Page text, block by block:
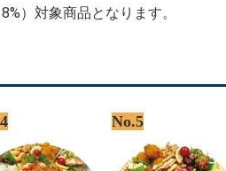
x 3%2F8 aluminum angle
）対象商品となります。
No.5